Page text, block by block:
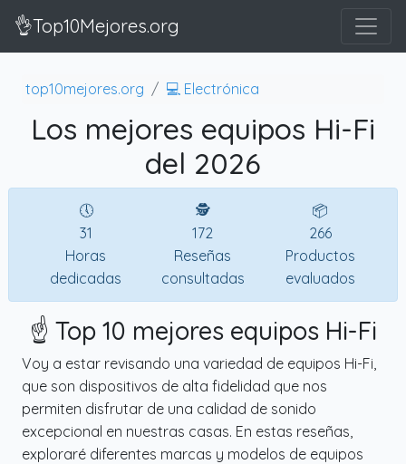
👌Top10Mejores.org
top10mejores.org 💻 Electrónica
Los mejores equipos Hi-Fi
del 2026
🕔
31
Horas
dedicadas
🕵
172
Reseñas
consultadas
📦
266
Productos
evaluados
☝️ Top 10 mejores equipos Hi-Fi
Voy a estar revisando una variedad de equipos Hi-Fi,
que son dispositivos de alta fidelidad que nos
permiten disfrutar de una calidad de sonido
excepcional en nuestras casas. En estas reseñas,
exploraré diferentes marcas y modelos de equipos